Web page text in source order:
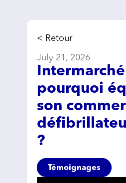
< Retour
July 21, 2026
pourquoi
son
?
Témoignages